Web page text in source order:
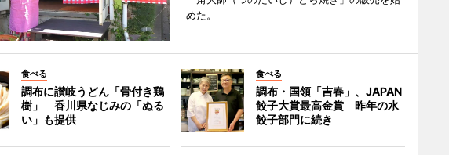
めた。
食べる
調布に讃岐うどん「骨付き鶏
樹」 香川県なじみの「ぬる
い」も提供
食べる
調布・国領「吉春」、JAPAN
餃子大賞最高金賞 昨年の水
餃子部門に続き